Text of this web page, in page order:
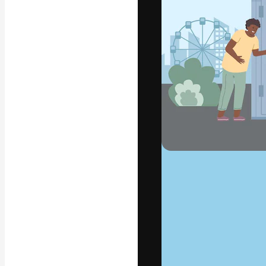
La
migliori lavori.
creativi,
Italiano